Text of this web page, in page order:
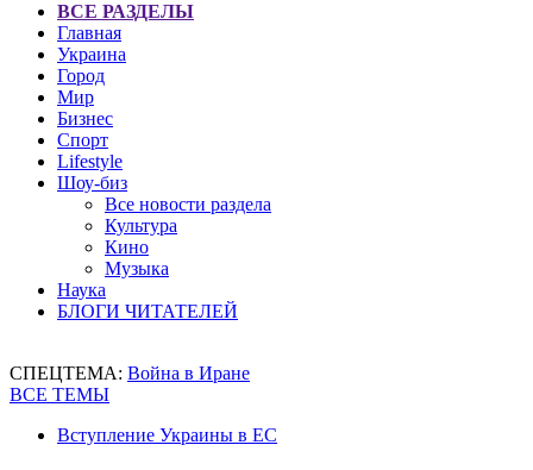
ВСЕ РАЗДЕЛЫ
Главная
Украина
Город
Мир
Бизнес
Спорт
Lifestyle
Шоу-биз
Все новости раздела
Культура
Кино
Музыка
Наука
БЛОГИ ЧИТАТЕЛЕЙ
СПЕЦТЕМА: Война в Иране
ВСЕ ТЕМЫ
Вступление Украины в ЕС